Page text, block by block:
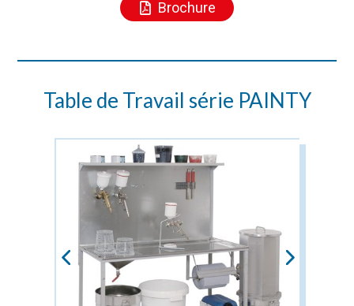
Brochure
Table de Travail série PAINTY